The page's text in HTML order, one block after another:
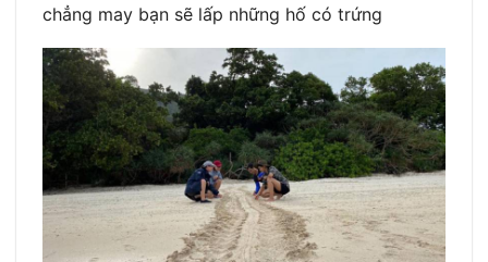
chẳng may bạn sẽ lấp những hố có trứng